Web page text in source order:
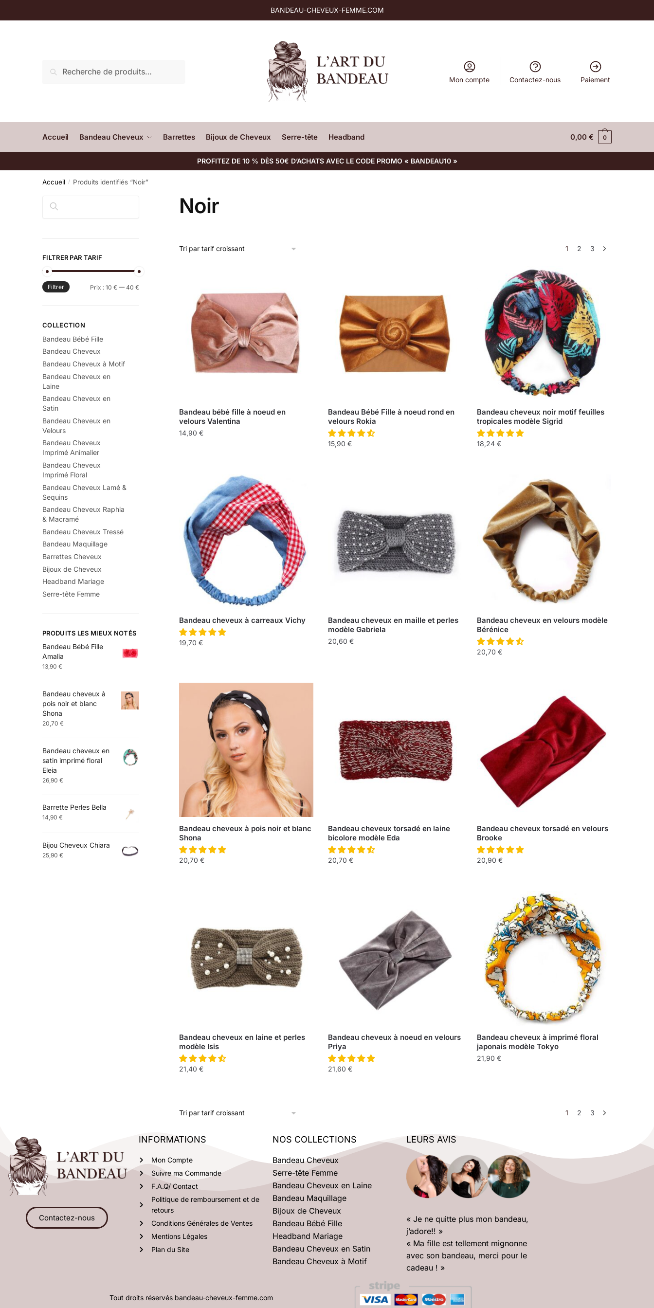
BANDEAU-CHEVEUX-FEMME.COM
Recherche
Mon compte Contactez-nous Paiement
Accueil Bandeau Cheveux Barrettes Bijoux de Cheveux Serre-tête Headband 0,00€ 0
PROFITEZ DE 10 % DÈS 50€ D’ACHATS AVEC LE CODE PROMO « BANDEAU10 »
Accueil / Produits identifiés “Noir”
Noir
1 2 3
Bandeau bébé fille à noeud en
velours Valentina
14,90 €
Bandeau Bébé Fille à noeud rond en
velours Rokia
15,90 €
Bandeau cheveux noir motif feuilles
tropicales modèle Sigrid
18,24€
Bandeau cheveux à carreaux Vichy
19,70 €
Bandeau cheveux en maille et perles
modèle Gabriela
20,60 €
Bandeau cheveux en velours modèle
Bérénice
20,70€
Bandeau cheveux à pois noir et blanc
Shona
20,70 €
Bandeau cheveux torsadé en laine
bicolore modèle Eda
20,70 €
Bandeau cheveux torsadé en velours
Brooke
20,90€
Bandeau cheveux en laine et perles
modèle Isis
21,40 €
Bandeau cheveux à noeud en velours
Priya
21,60 €
Bandeau cheveux à imprimé floral
japonais modèle Tokyo
21,90€
1 2 3
Rechercher
FILTRER PAR TARIF
Filtrer Prix : 10 € — 40 €
COLLECTION
Bandeau Bébé Fille
Bandeau Cheveux
Bandeau Cheveux à Motif
Bandeau Cheveux en
Laine
Bandeau Cheveux en
Satin
Bandeau Cheveux en
Velours
Bandeau Cheveux
Imprimé Animalier
Bandeau Cheveux
Imprimé Floral
Bandeau Cheveux Lamé &
Sequins
Bandeau Cheveux Raphia
& Macramé
Bandeau Cheveux Tressé
Bandeau Maquillage
Barrettes Cheveux
Bijoux de Cheveux
Headband Mariage
Serre-tête Femme
PRODUITS LES MIEUX NOTÉS
Bandeau Bébé Fille
Amalia
13,90 €
Bandeau cheveux à
pois noir et blanc
Shona
20,70 €
Bandeau cheveux en
satin imprimé floral
Eleia
26,90 €
Barrette Perles Bella
14,90 €
Bijou Cheveux Chiara
25,90 €
Contactez-nous
INFORMATIONS
Mon Compte
Suivre ma Commande
F.A.Q/ Contact
Politique de remboursement et de
retours
Conditions Générales de Ventes
Mentions Légales
Plan du Site
NOS COLLECTIONS
Bandeau Cheveux
Serre-tête Femme
Bandeau Cheveux en Laine
Bandeau Maquillage
Bijoux de Cheveux
Bandeau Bébé Fille
Headband Mariage
Bandeau Cheveux en Satin
Bandeau Cheveux à Motif
LEURS AVIS
« Je ne quitte plus mon bandeau,
j’adore!! »
« Ma fille est tellement mignonne
avec son bandeau, merci pour le
cadeau ! »
Tout droits réservés bandeau-cheveux-femme.com